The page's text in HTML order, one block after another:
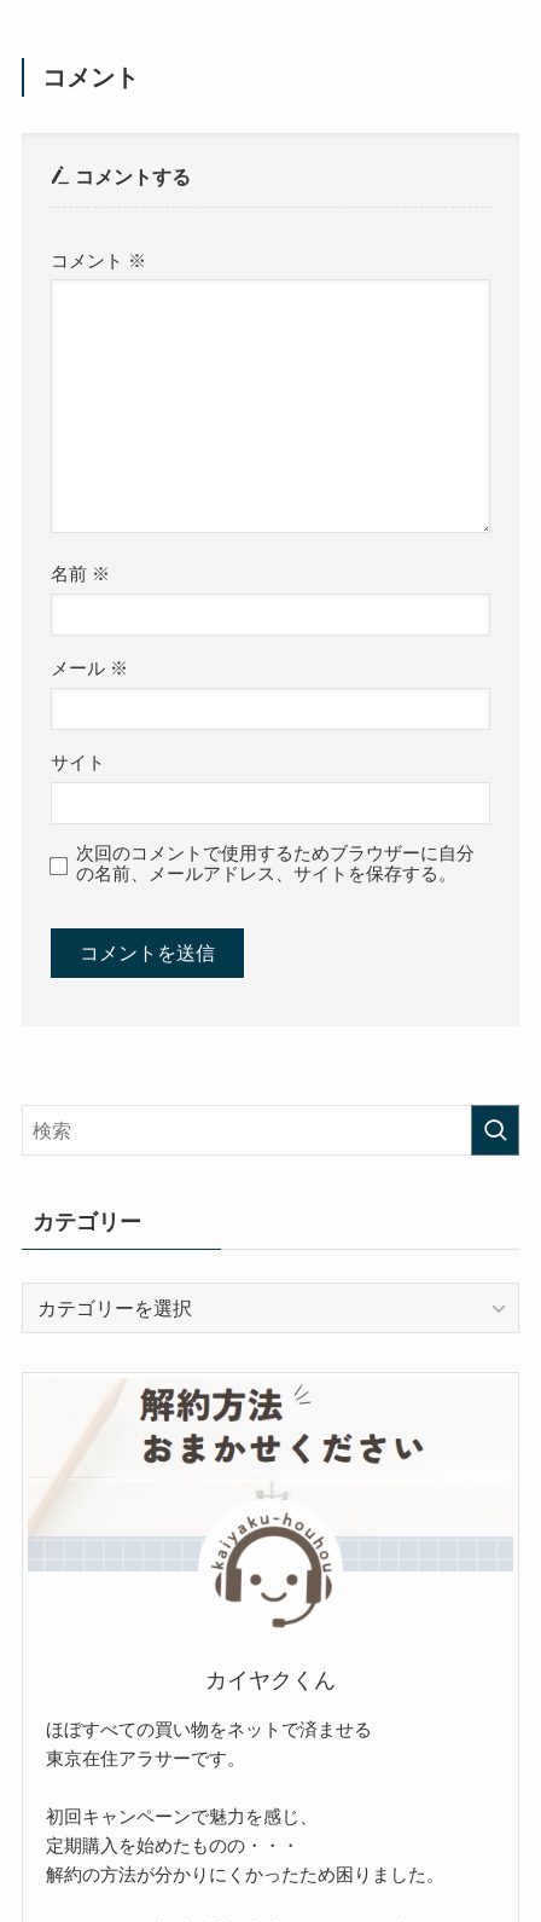
コメント
コメントする
コメント ※
名前 ※
メール ※
サイト
次回のコメントで使用するためブラウザーに自分
の名前、メールアドレス、サイトを保存する。
カテゴリー
カイヤクくん
ほぼすべての買い物をネットで済ませる
東京在住アラサーです。
初回キャンペーンで魅力を感じ、
定期購入を始めたものの・・・
解約の方法が分かりにくかったため困りました。